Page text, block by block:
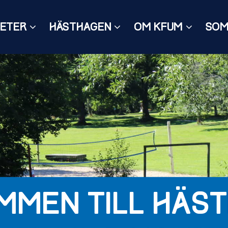
HÄSTHAGEN OM KFUM
TILL